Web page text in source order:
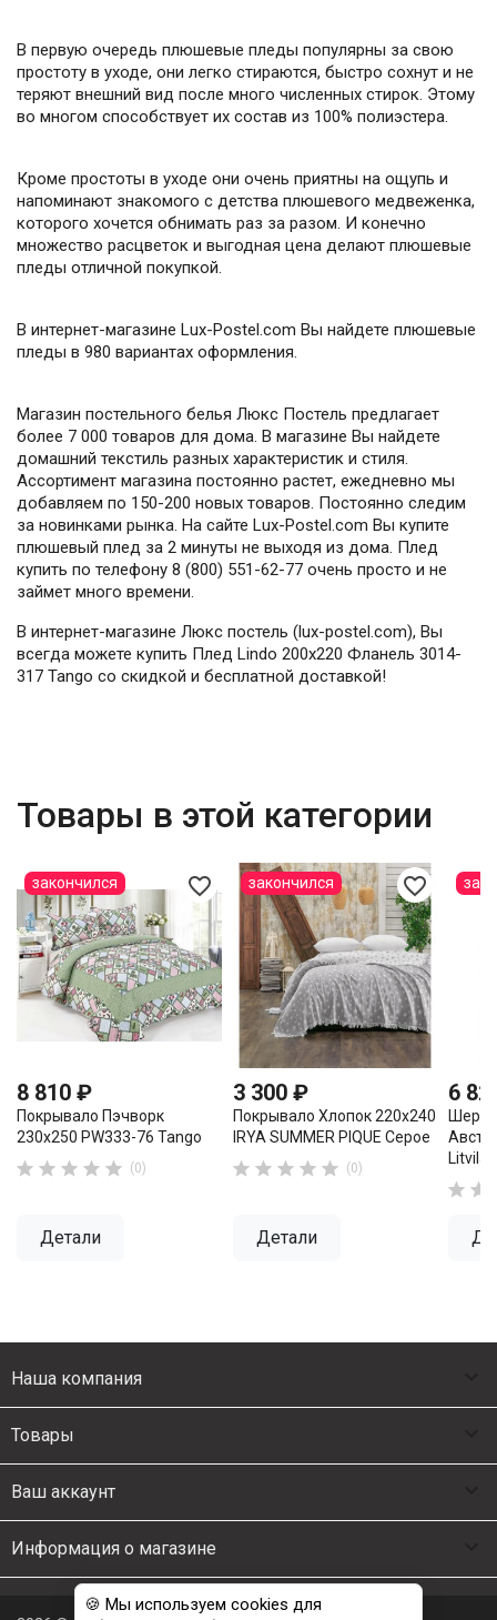
В первую очередь плюшевые пледы популярны за свою
простоту в уходе, они легко стираются, быстро сохнут и не
теряют внешний вид после много численных стирок. Этому
во многом способствует их состав из 100% полиэстера.
Кроме простоты в уходе они очень приятны на ощупь и
напоминают знакомого с детства плюшевого медвеженка,
которого хочется обнимать раз за разом. И конечно
множество расцветок и выгодная цена делают плюшевые
пледы отличной покупкой.
В интернет-магазине Lux-Postel.com Вы найдете плюшевые
пледы в 980 вариантах оформления.
Магазин постельного белья Люкс Постель предлагает
более 7 000 товаров для дома. В магазине Вы найдете
домашний текстиль разных характеристик и стиля.
Ассортимент магазина постоянно растет, ежедневно мы
добавляем по 150-200 новых товаров. Постоянно следим
за новинками рынка. На сайте Lux-Postel.com Вы купите
плюшевый плед за 2 минуты не выходя из дома. Плед
купить по телефону 8 (800) 551-62-77 очень просто и не
займет много времени.
В интернет-магазине Люкс постель (lux-postel.com), Вы
всегда можете купить Плед Lindo 200х220 Фланель 3014-
317 Tango со скидкой и бесплатной доставкой!
Товары в этой категории
favorite_border
8 810 ₽
Покрывало Пэчворк
230х250 PW333-76 Tango
     (0)
Детали
закончился favorite_border
3 300 ₽
Покрывало Хлопок 220х240
IRYA SUMMER PIQUE Серое
     (0)
Детали
закончился
6
 
Наша компания
Товары
Ваш аккаунт
Информация о магазине
🍪 Мы используем cookies для